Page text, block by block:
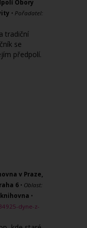
Obory
• Pořadatel:
tradiční
se
předpolí.
v Praze,
6 • Oblast:
•
dyne-z-